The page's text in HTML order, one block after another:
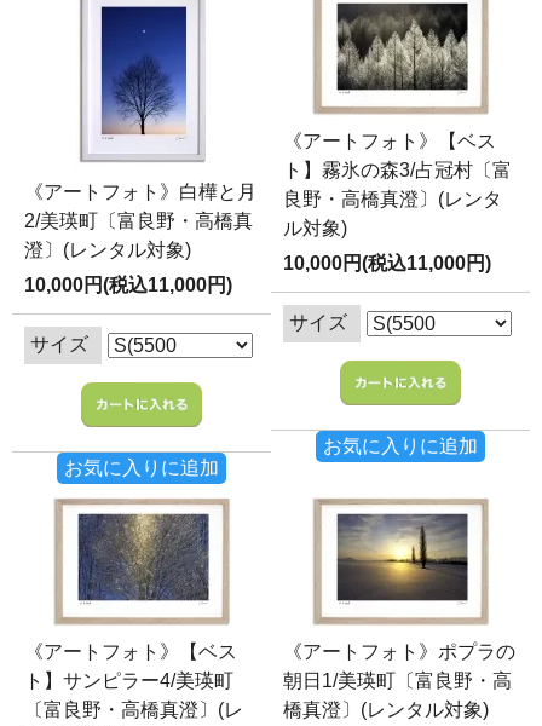
《アートフォト》白樺と月
2/美瑛町〔富良野・高橋真
澄〕(レンタル対象)
10,000円(税込11,000円)
サイズ
お気に入りに追加
《アートフォト》【ベス
ト】霧氷の森3/占冠村〔富
良野・高橋真澄〕(レンタ
ル対象)
10,000円(税込11,000円)
サイズ
お気に入りに追加
《アートフォト》【ベス
ト】サンピラー4/美瑛町
〔富良野・高橋真澄〕(レ
《アートフォト》ポプラの
朝日1/美瑛町〔富良野・高
橋真澄〕(レンタル対象)